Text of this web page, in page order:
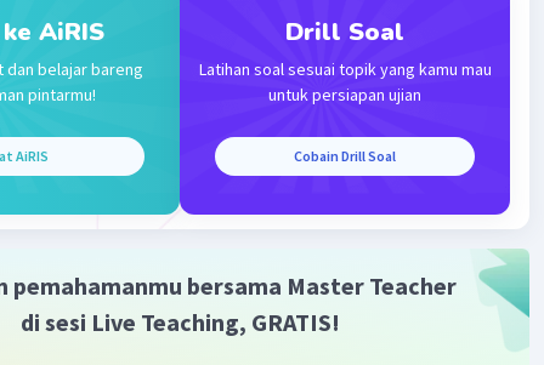
kuadrat yang memiliki akar-akar x1 dan x2 maka
2 maka x1= 8 dan x2 =-2
0
AiRIS
dan belajar bareng
pintarmu!
AiRIS
Drill Soal
Latihan soal sesuai topik yang kamu mau
untuk persiapan ujian
Cobain Drill Soal
pemahamanmu bersama Master Teacher
di sesi Live Teaching, GRATIS!